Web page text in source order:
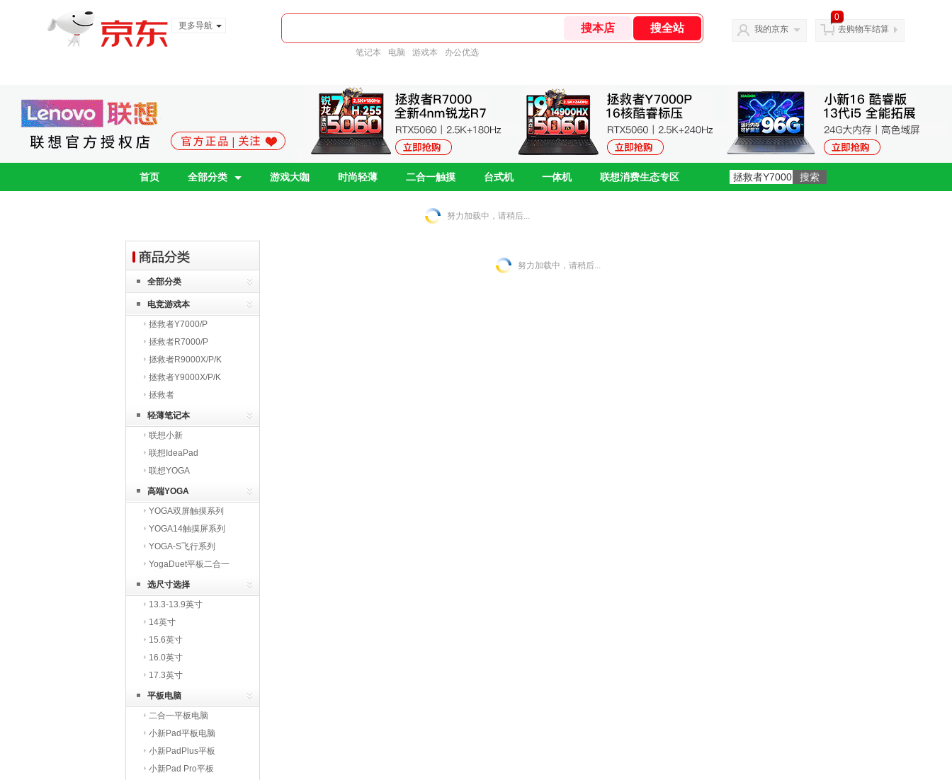
更多导航
笔记本 电脑 游戏本 办公优选
我的京东
0
去购物车结算
首页 全部分类 游戏大咖 时尚轻薄 二合一触摸 台式机 一体机 联想消费生态专区
努力加载中，请稍后...
全部分类
电竞游戏本
拯救者Y7000/P
拯救者R7000/P
拯救者R9000X/P/K
拯救者Y9000X/P/K
拯救者
轻薄笔记本
联想小新
联想IdeaPad
联想YOGA
高端YOGA
YOGA双屏触摸系列
YOGA14触摸屏系列
YOGA-S飞行系列
YogaDuet平板二合一
选尺寸选择
13.3-13.9英寸
14英寸
15.6英寸
16.0英寸
17.3英寸
平板电脑
二合一平板电脑
小新Pad平板电脑
小新PadPlus平板
小新Pad Pro平板
努力加载中，请稍后...